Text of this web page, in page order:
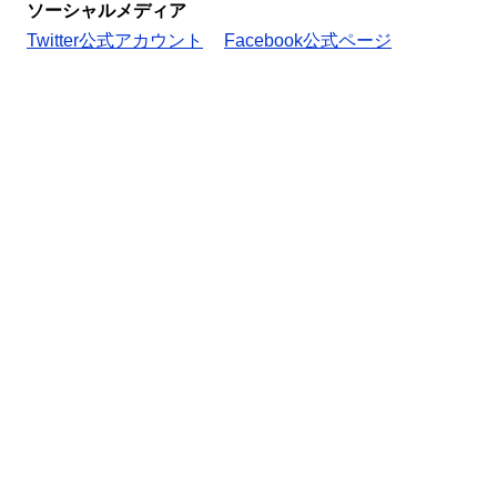
ソーシャルメディア
Twitter公式アカウント
Facebook公式ページ